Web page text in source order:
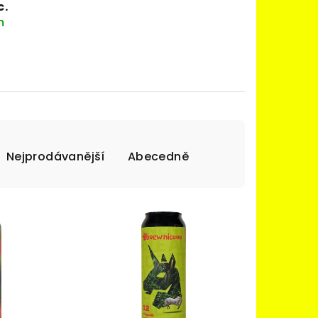
Nejprodávanější Abecedně